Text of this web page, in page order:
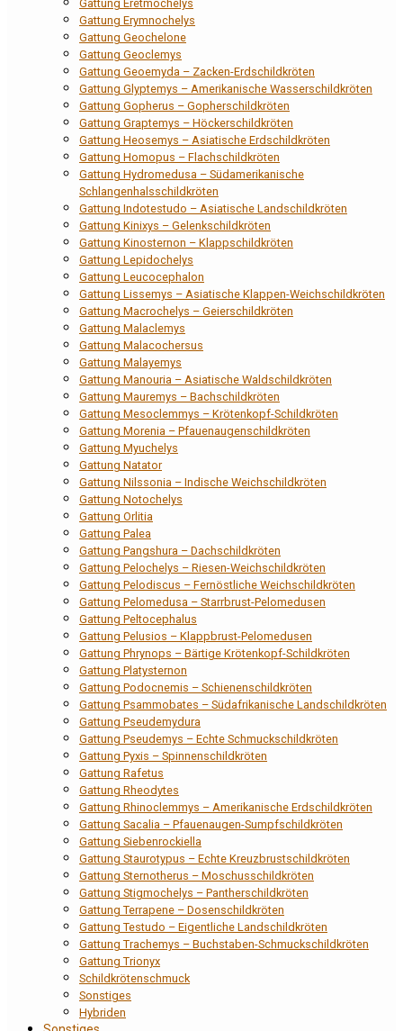
Gattung Eretmochelys
Gattung Erymnochelys
Gattung Geochelone
Gattung Geoclemys
Gattung Geoemyda – Zacken-Erdschildkröten
Gattung Glyptemys – Amerikanische Wasserschildkröten
Gattung Gopherus – Gopherschildkröten
Gattung Graptemys – Höckerschildkröten
Gattung Heosemys – Asiatische Erdschildkröten
Gattung Homopus – Flachschildkröten
Gattung Hydromedusa – Südamerikanische
Schlangenhalsschildkröten
Gattung Indotestudo – Asiatische Landschildkröten
Gattung Kinixys – Gelenkschildkröten
Gattung Kinosternon – Klappschildkröten
Gattung Lepidochelys
Gattung Leucocephalon
Gattung Lissemys – Asiatische Klappen-Weichschildkröten
Gattung Macrochelys – Geierschildkröten
Gattung Malaclemys
Gattung Malacochersus
Gattung Malayemys
Gattung Manouria – Asiatische Waldschildkröten
Gattung Mauremys – Bachschildkröten
Gattung Mesoclemmys – Krötenkopf-Schildkröten
Gattung Morenia – Pfauenaugenschildkröten
Gattung Myuchelys
Gattung Natator
Gattung Nilssonia – Indische Weichschildkröten
Gattung Notochelys
Gattung Orlitia
Gattung Palea
Gattung Pangshura – Dachschildkröten
Gattung Pelochelys – Riesen-Weichschildkröten
Gattung Pelodiscus – Fernöstliche Weichschildkröten
Gattung Pelomedusa – Starrbrust-Pelomedusen
Gattung Peltocephalus
Gattung Pelusios – Klappbrust-Pelomedusen
Gattung Phrynops – Bärtige Krötenkopf-Schildkröten
Gattung Platysternon
Gattung Podocnemis – Schienenschildkröten
Gattung Psammobates – Südafrikanische Landschildkröten
Gattung Pseudemydura
Gattung Pseudemys – Echte Schmuckschildkröten
Gattung Pyxis – Spinnenschildkröten
Gattung Rafetus
Gattung Rheodytes
Gattung Rhinoclemmys – Amerikanische Erdschildkröten
Gattung Sacalia – Pfauenaugen-Sumpfschildkröten
Gattung Siebenrockiella
Gattung Staurotypus – Echte Kreuzbrustschildkröten
Gattung Sternotherus – Moschusschildkröten
Gattung Stigmochelys – Pantherschildkröten
Gattung Terrapene – Dosenschildkröten
Gattung Testudo – Eigentliche Landschildkröten
Gattung Trachemys – Buchstaben-Schmuckschildkröten
Gattung Trionyx
Schildkrötenschmuck
Sonstiges
Hybriden